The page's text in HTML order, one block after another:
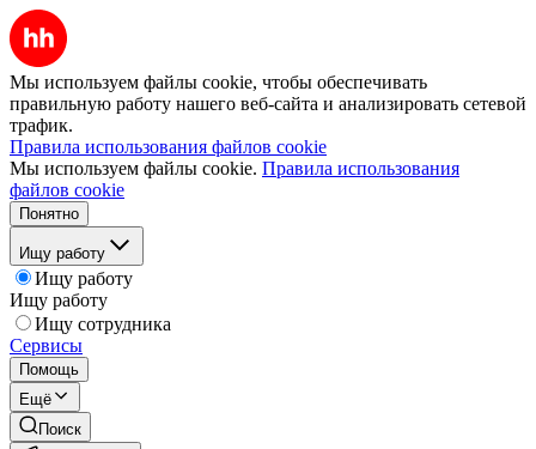
Мы используем файлы cookie, чтобы обеспечивать
правильную работу нашего веб-сайта и анализировать сетевой
трафик.
Правила использования файлов cookie
Мы используем файлы cookie. Правила использования
файлов cookie
Понятно
Ищу работу
Ищу работу
Ищу работу
Ищу сотрудника
Сервисы
Помощь
Ещё
Поиск